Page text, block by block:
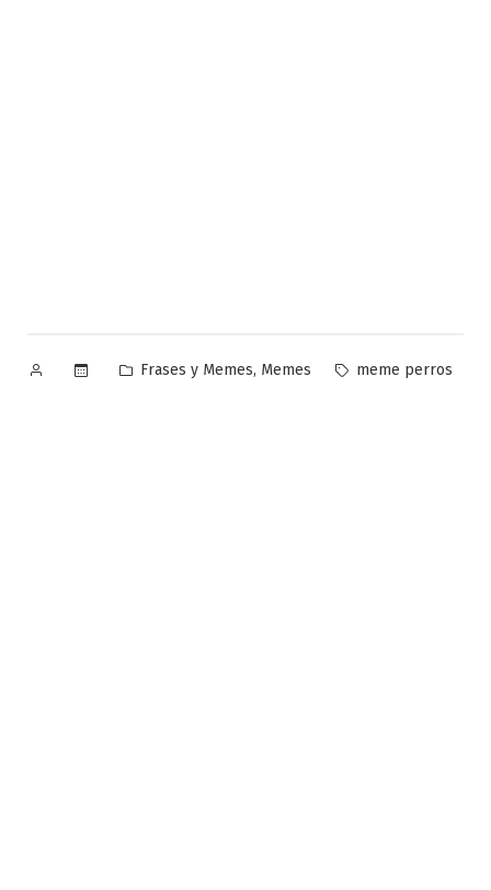
Publicado
Publicado
Frases y Memes, Memes Etiquetas:
meme perros